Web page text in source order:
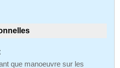
que manoeuvre sur les